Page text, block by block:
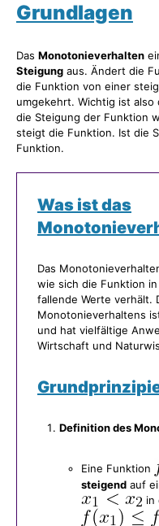
Grundlagen
Das Monotonieverhalten
Steigung aus. Ändert die
die Funktion von einer
umgekehrt. Wichtig ist
die Steigung der Funktion
steigt die Funktion. Ist die
Funktion.
Was ist das
Das
wie sich die Funktion
fallende Werte verhält.
Monotonieverhaltens
und hat vielfältige
Wirtschaft und
Definition des
Eine Funktion
steigend auf
in